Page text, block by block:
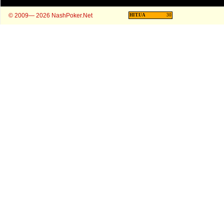
© 2009— 2026 NashPoker.Net HIT.UA 30